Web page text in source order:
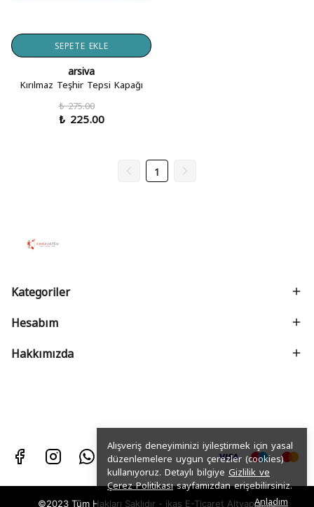
Alışveriş deneyiminizi iyileştirmek için yasal
düzenlemelere uygun çerezler (cookies)
kullanıyoruz. Detaylı bilgiye Gizlilik ve
Çerez Politikasısayfamızdan erişebilirsiniz.
Anladım
SEPETE EKLE
arsiva
Kırılmaz Teşhir Tepsi Kapağı
₺ 275.00
₺ 225.00
1
Kategoriler
Hesabım
Hakkımızda
©2023 Tüm Hakları Saklıdır - ikas E-Ticaret Altyapısı ile